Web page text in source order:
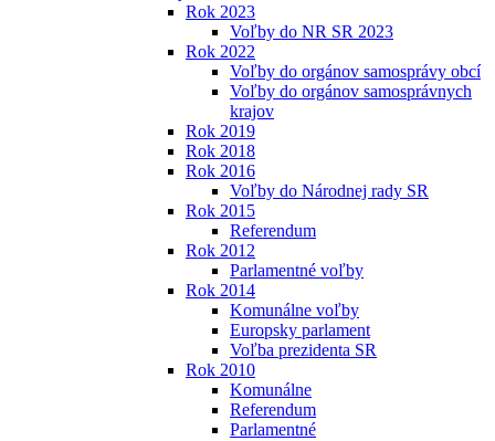
Rok 2023
Voľby do NR SR 2023
Rok 2022
Voľby do orgánov samosprávy obcí
Voľby do orgánov samosprávnych
krajov
Rok 2019
Rok 2018
Rok 2016
Voľby do Národnej rady SR
Rok 2015
Referendum
Rok 2012
Parlamentné voľby
Rok 2014
Komunálne voľby
Europsky parlament
Voľba prezidenta SR
Rok 2010
Komunálne
Referendum
Parlamentné